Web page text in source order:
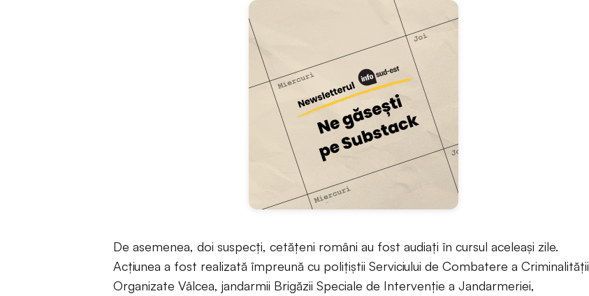
De asemenea, doi suspecți, cetățeni români au fost audiați în cursul aceleași zile.
Acțiunea a fost realizată împreună cu polițiștii Serviciului de Combatere a Criminalității
Organizate Vâlcea, jandarmii Brigăzii Speciale de Intervenție a Jandarmeriei,